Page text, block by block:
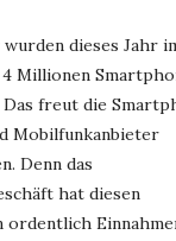
dieses Jahr
Millionen
freut die
Mobilfunkanbieter
Denn das
hat diesen
ordentlich